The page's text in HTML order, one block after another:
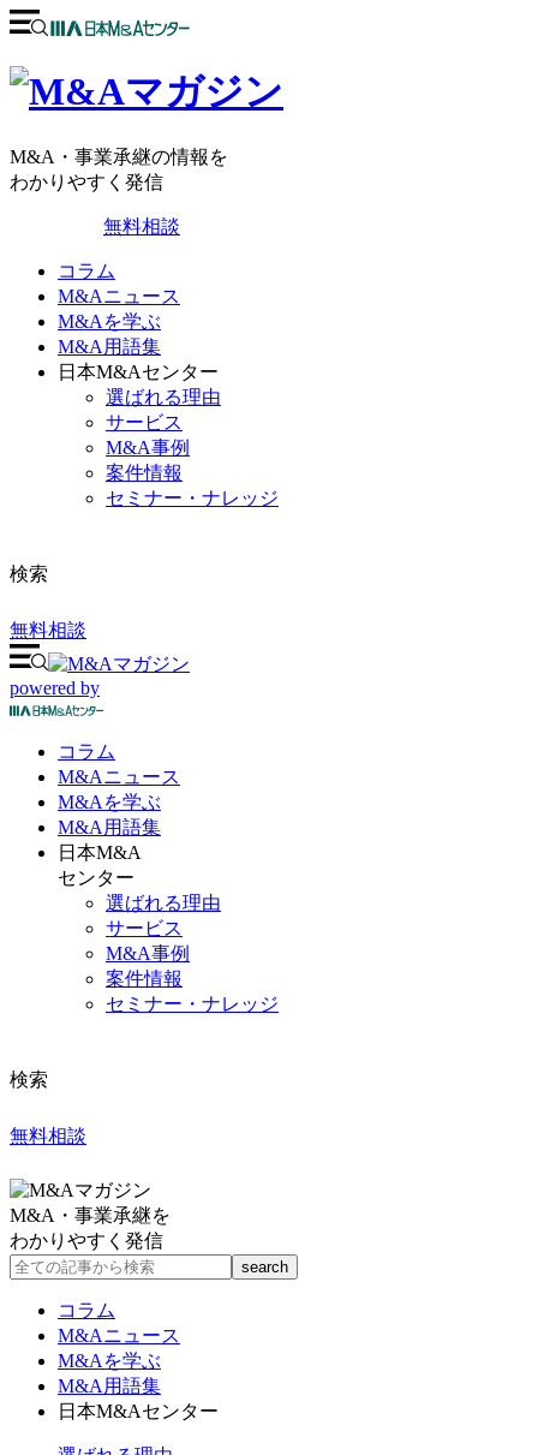
M&A・事業承継の情報を
わかりやすく発信
無料相談
コラム
M&Aニュース
M&Aを学ぶ
M&A用語集
日本M&Aセンター
選ばれる理由
サービス
M&A事例
案件情報
セミナー・ナレッジ
検索
無料相談
powered by
コラム
M&Aニュース
M&Aを学ぶ
M&A 用語集
日本M&A
センター
選ばれる理由
サービス
M&A事例
案件情報
セミナー・ナレッジ
検索
無料相談
M&A・事業承継を
わかりやすく発信
コラム
M&Aニュース
M&Aを学ぶ
M&A用語集
日本M&Aセンター